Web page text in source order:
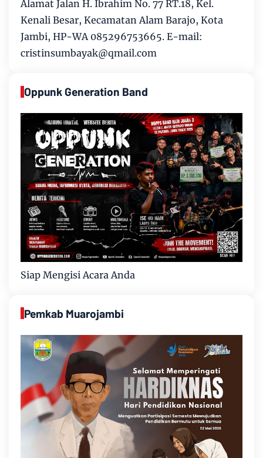
Alamat Jalan H. Ibrahim No. 77 RT.18, Kel.
Kenali Besar, Kecamatan Alam Barajo, Kota
Jambi, HP-WA 085296753665. E-mail:
cristinsumbayak@qmail.com
Oppunk Generation Band
Siap Mengisi Acara Anda
Pemkab Muarojambi